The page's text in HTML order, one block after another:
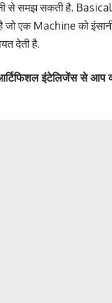
से समझ सकती है.
एक Machine को इंसानी
देती है.
इंटेलिजेंस से आप